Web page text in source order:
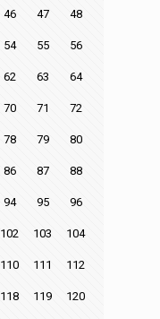
46 47 48
54 55 56
62 63 64
70 71 72
78 79 80
86 87 88
94 95 96
102 103 104
110 111 112
118 119 120